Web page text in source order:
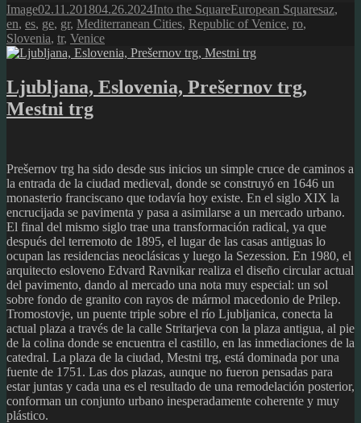
Format
ImagePosted
on
02.11.201804.26.2024Author
Into the SquareCategories
European SquaresTags
az,
en, es, ge, gr, Mediterranean Cities, Republic of Venice, ro,
Slovenia, tr, Venice
Ljubljana, Eslovenia, Prešernov trg,
Mestni trg
Prešernov trg ha sido desde sus inicios un simple cruce de caminos a
la entrada de la ciudad medieval, donde se construyó en 1646 un
monasterio franciscano que todavía hoy existe. En el siglo XIX la
encrucijada se pavimenta y pasa a asimilarse a un mercado urbano.
El final del mismo siglo trae una transformación radical, ya que
después del terremoto de 1895, el lugar de las casas antiguas lo
ocupan las residencias neoclásicas y luego la Sezession. En 1980, el
arquitecto esloveno Edvard Ravnikar realiza el diseño circular actual
del pavimento, dando al mercado una nota muy especial: un sol
sobre fondo de granito con rayos de mármol macedonio de Prilep.
Tromostovje, un puente triple sobre el río Ljubljanica, conecta la
actual plaza a través de la calle Stritarjeva con la plaza antigua, al pie
de la colina donde se encuentra el castillo, en las inmediaciones de la
catedral. La plaza de la ciudad, Mestni trg, está dominada por una
fuente de 1751. Las dos plazas, aunque no fueron pensadas para
estar juntas y cada una es el resultado de una remodelación posterior,
conforman un conjunto urbano inesperadamente coherente y muy
plástico.